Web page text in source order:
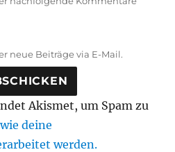
neue Beiträge via E-Mail.
Akismet, um Spam zu
deine
werden.